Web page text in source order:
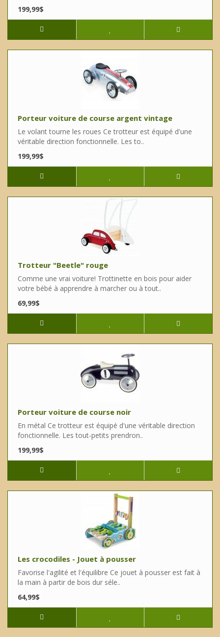
199,99$
Porteur voiture de course argent vintage
Le volant tourne les roues Ce trotteur est équipé d'une
véritable direction fonctionnelle. Les to..
199,99$
Trotteur "Beetle" rouge
Comme une vrai voiture! Trottinette en bois pour aider
votre bébé à apprendre à marcher ou à tout..
69,99$
Porteur voiture de course noir
En métal Ce trotteur est équipé d'une véritable direction
fonctionnelle. Les tout-petits prendron..
199,99$
Les crocodiles - Jouet à pousser
Favorise l'agilité et l'équilibre Ce jouet à pousser est fait à
la main à partir de bois dur séle..
64,99$